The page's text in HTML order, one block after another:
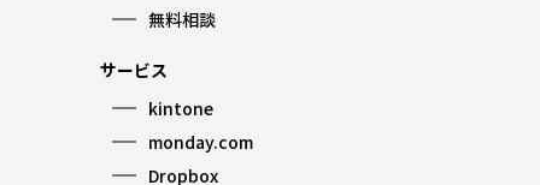
無料相談
サービス
kintone
monday.com
Dropbox